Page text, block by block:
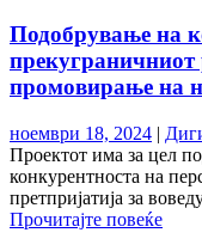
Подобрување на
промовирање на
ноември 18, 2024 |
Проектот има за цел
конкурентноста на
претпријатија за
Прочитајте повеќе